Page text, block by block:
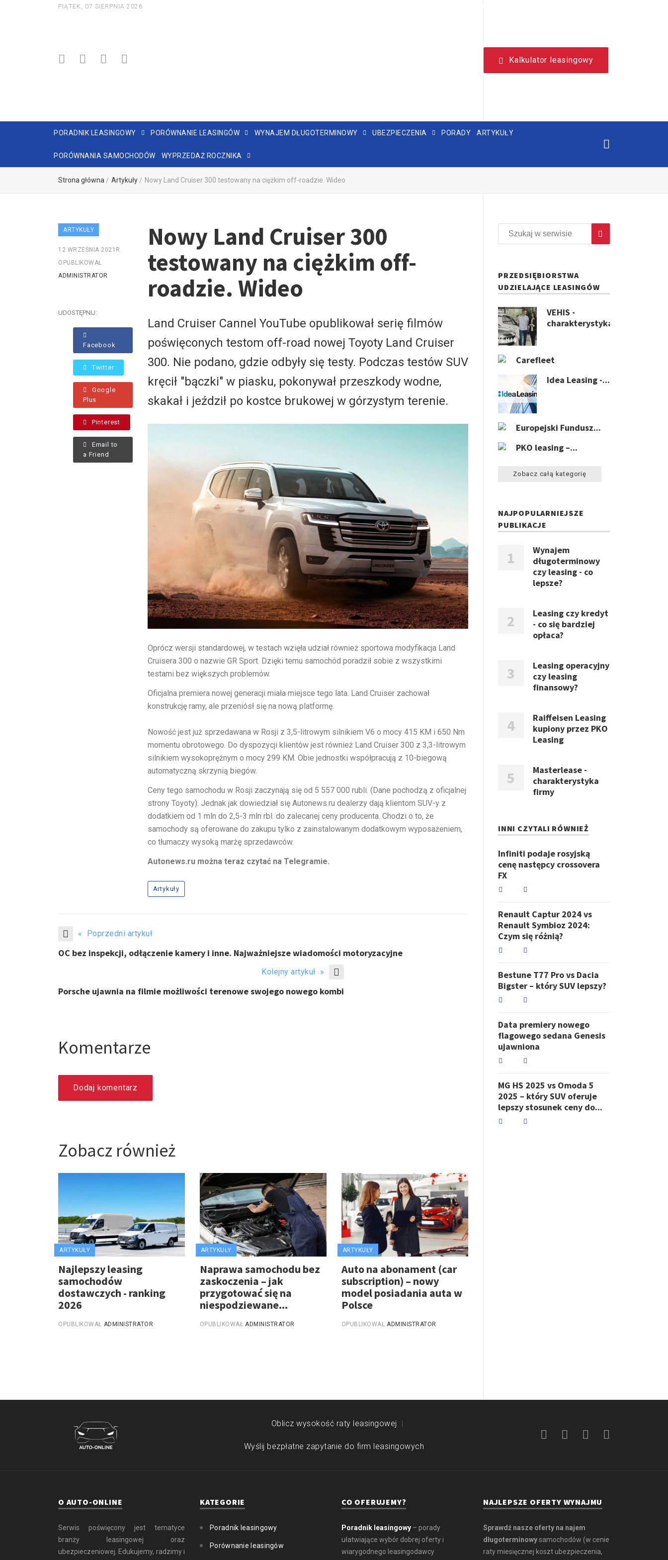
PIĄTEK, 07 SIERPNIA 2026
Kalkulator leasingowy
PORADNIK LEASINGOWY PORÓWNANIE LEASINGÓW WYNAJEM DŁUGOTERMINOWY UBEZPIECZENIA PORADY ARTYKUŁY
PORÓWNANIA SAMOCHODÓW WYPRZEDAŻ ROCZNIKA
Strona główna Artykuły Nowy Land Cruiser 300 testowany na ciężkim off-roadzie. Wideo
ARTYKUŁY
12 WRZEŚNIA 2021R.
OPUBLIKOWAŁ
ADMINISTRATOR
UDOSTĘPNIJ:
Facebook
Twitter
Google
Plus
Pinterest
Email to
a Friend
Nowy Land Cruiser 300
testowany na ciężkim off-
roadzie. Wideo
Land Cruiser Cannel YouTube opublikował serię filmów
poświęconych testom off-road nowej Toyoty Land Cruiser
300. Nie podano, gdzie odbyły się testy. Podczas testów SUV
kręcił "bączki" w piasku, pokonywał przeszkody wodne,
skakał i jeździł po kostce brukowej w górzystym terenie.
Oprócz wersji standardowej, w testach wzięła udział również sportowa modyfikacja Land
Cruisera 300 o nazwie GR Sport. Dzięki temu samochód poradził sobie z wszystkimi
testami bez większych problemów.
Oficjalna premiera nowej generacji miała miejsce tego lata. Land Cruiser zachował
konstrukcję ramy, ale przeniósł się na nową platformę.
Nowość jest już sprzedawana w Rosji z 3,5-litrowym silnikiem V6 o mocy 415 KM i 650 Nm
momentu obrotowego. Do dyspozycji klientów jest również Land Cruiser 300 z 3,3-litrowym
silnikiem wysokoprężnym o mocy 299 KM. Obie jednostki współpracują z 10-biegową
automatyczną skrzynią biegów.
Ceny tego samochodu w Rosji zaczynają się od 5 557 000 rubli. (Dane pochodzą z oficjalnej
strony Toyoty). Jednak jak dowiedział się Autonews.ru dealerzy dają klientom SUV-y z
dodatkiem od 1 mln do 2,5-3 mln rbl. do zalecanej ceny producenta. Chodzi o to, że
samochody są oferowane do zakupu tylko z zainstalowanym dodatkowym wyposażeniem,
co tłumaczy wysoką marżę sprzedawców.
Autonews.ru można teraz czytać na Telegramie.
Artykuły
« Poprzedni artykuł
OC bez inspekcji, odłączenie kamery i inne. Najważniejsze wiadomości motoryzacyjne
Kolejny artykuł »
Porsche ujawnia na filmie możliwości terenowe swojego nowego kombi
Komentarze
Dodaj komentarz
Zobacz również
ARTYKUŁY
Najlepszy leasing
samochodów
dostawczych - ranking
2026
OPUBLIKOWAŁ ADMINISTRATOR
ARTYKUŁY
Naprawa samochodu bez
zaskoczenia – jak
przygotować się na
niespodziewane...
OPUBLIKOWAŁ ADMINISTRATOR
ARTYKUŁY
Auto na abonament (car
subscription) – nowy
model posiadania auta w
Polsce
OPUBLIKOWAŁ ADMINISTRATOR
PRZEDSIĘBIORSTWA
UDZIELAJĄCE LEASINGÓW
VEHIS -
charakterystyka...
Carefleet
Idea Leasing -...
Europejski Fundusz...
PKO leasing –...
Zobacz całą kategorię
NAJPOPULARNIEJSZE
PUBLIKACJE
Wynajem
długoterminowy
czy leasing - co
lepsze?
Leasing czy kredyt
- co się bardziej
opłaca?
Leasing operacyjny
czy leasing
finansowy?
Raiffeisen Leasing
kupiony przez PKO
Leasing
Masterlease -
charakterystyka
firmy
INNI CZYTALI RÓWNIEŻ
Infiniti podaje rosyjską
cenę następcy crossovera
FX
Renault Captur 2024 vs
Renault Symbioz 2024:
Czym się różnią?
Bestune T77 Pro vs Dacia
Bigster – który SUV lepszy?
Data premiery nowego
flagowego sedana Genesis
ujawniona
MG HS 2025 vs Omoda 5
2025 – który SUV oferuje
lepszy stosunek ceny do...
Oblicz wysokość raty leasingowej
Wyślij bezpłatne zapytanie do firm leasingowych
O AUTO-ONLINE
Serwis poświęcony jest tematyce
branży leasingowej oraz
ubezpieczeniowej. Edukujemy, radzimy i
KATEGORIE
Poradnik leasingowy
Porównanie leasingów
CO OFERUJEMY?
Poradnik leasingowy – porady
ułatwiające wybór dobrej oferty i
wiarygodnego leasingodawcy
NAJLEPSZE OFERTY WYNAJMU
Sprawdź nasze oferty na najem
długoterminowysamochodów (w cenie
raty miesięcznej koszt ubezpieczenia,